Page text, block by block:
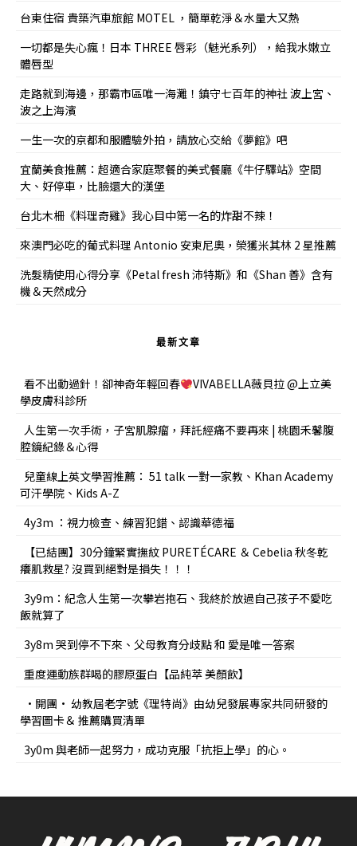
台東住宿 貴築汽車旅館 MOTEL ，簡單乾淨＆水量大又熱
一切都是失心瘋！日本 THREE 唇彩（魅光系列），給我水嫩立
體唇型
走路就到海邊，那霸市區唯一海灘！鎮守七百年的神社 波上宮、
波之上海濱
一生一次的京都和服體驗外拍，請放心交給《夢館》吧
宜蘭美食推薦：超適合家庭聚餐的美式餐廳《牛仔驛站》空間
大、好停車，比臉還大的漢堡
台北木柵《料理奇雞》我心目中第一名的炸甜不辣！
來澳門必吃的葡式料理 Antonio 安東尼奧，榮獲米其林 2 星推薦
洗髮精使用心得分享《Petal fresh 沛特斯》和《Shan 善》含有
機＆天然成分
最新文章
看不出動過針！卻神奇年輕回春
VIVABELLA薇貝拉 @上立美
學皮膚科診所
人生第一次手術，子宮肌腺瘤，拜託經痛不要再來 | 桃園禾馨腹
腔鏡紀錄＆心得
兒童線上英文學習推薦： 51 talk 一對一家教、Khan Academy
可汗學院、Kids A-Z
4y3m ：視力檢查、練習犯錯、認識華德福
【已結團】30分鐘緊實撫紋 PURETÉCARE ＆ Cebelia 秋冬乾
癢肌救星? 沒買到絕對是損失！！！
3y9m：紀念人生第一次攀岩抱石、我終於放過自己孩子不愛吃
飯就算了
3y8m 哭到停不下來、父母教育分歧點 和 愛是唯一答案
重度運動族群喝的膠原蛋白【品純萃 美顏飲】
•開團• 幼教屆老字號《理特尚》由幼兒發展專家共同研發的
學習圖卡＆ 推薦購買清單
3y0m 與老師一起努力，成功克服「抗拒上學」的心。